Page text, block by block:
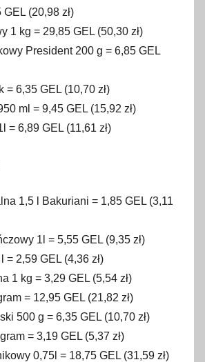
(20,98 zł)
1 kg = 29,85 GEL (50,30 zł)
President 200 g = 6,85 GEL
= 6,35 GEL (10,70 zł)
ml = 9,45 GEL (15,92 zł)
= 6,89 GEL (11,61 zł)
1,5 l Bakuriani = 1,85 GEL (3,11
1l = 5,55 GEL (9,35 zł)
= 2,59 GEL (4,36 zł)
1 kg = 3,29 GEL (5,54 zł)
= 12,95 GEL (21,82 zł)
500 g = 6,35 GEL (10,70 zł)
= 3,19 GEL (5,37 zł)
0,75l = 18,75 GEL (31,59 zł)